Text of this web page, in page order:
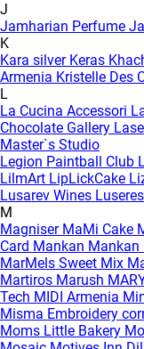
J
Jamharian Perfume
K
Kara silver Keras
Armenia Kristelle Des
L
La Cucina Accessori
Chocolate Gallery
Master`s Studio
Legion Paintball Club
LilmArt LipLickCake
Lusarev Wines
M
Magniser MaMi Cake
Card Mankan Mankan
MarMels Sweet Mix
Martiros Marush
Tech MIDI Armenia
Misma Embroidery
Moms Little Bakery